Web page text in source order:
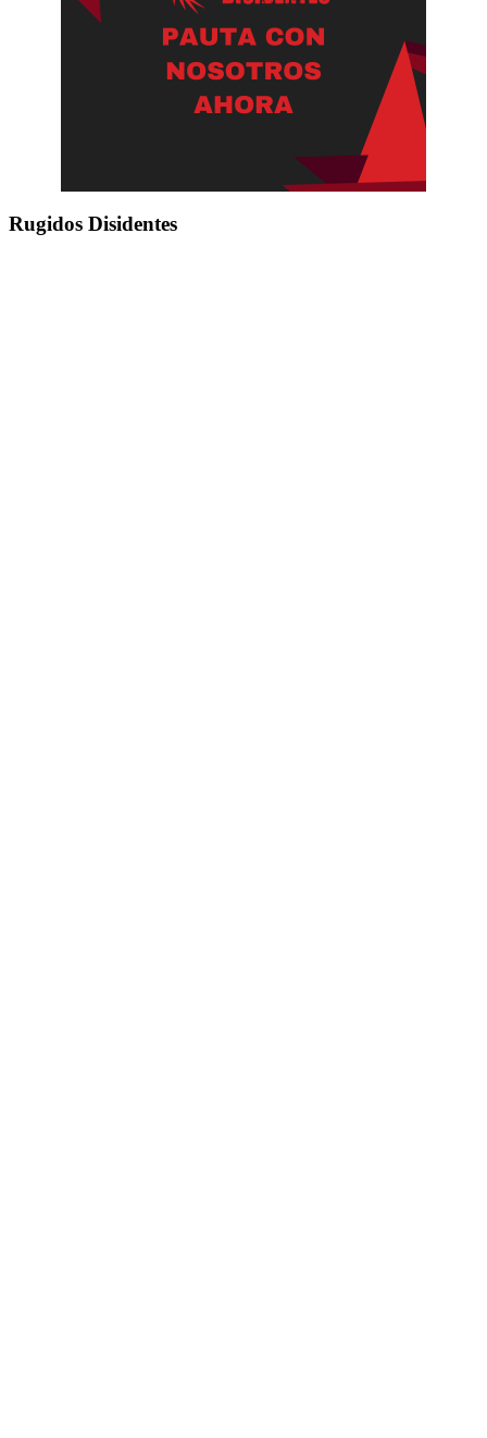
Rugidos Disidentes